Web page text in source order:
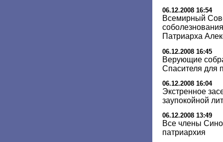
06.12.2008 16:54
Всемирный
Патриарха
06.12.2008 16:45
Верующие
Спасителя для
06.12.2008 16:04
Экстренное
заупокойной
06.12.2008 13:49
Все члены
патриархия